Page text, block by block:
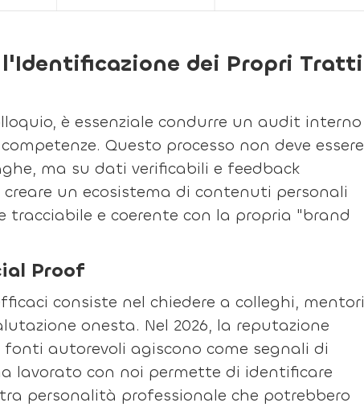
dei Propri Tratti
è essenziale condurre un audit interno
Questo processo non deve essere
ma su dati verificabili e feedback
un ecosistema di contenuti personali
tracciabile e coerente con la propria "brand
Proof
consiste nel chiedere a colleghi, mentori
onesta. Nel 2026, la reputazione
autorevoli agiscono come segnali di
lavorato con noi permette di identificare
personalità professionale che potrebbero